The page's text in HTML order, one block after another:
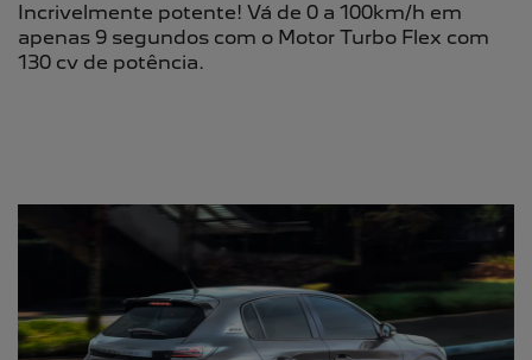
Incrivelmente potente! Vá de 0 a 100km/h em
apenas 9 segundos com o Motor Turbo Flex com
130 cv de potência.